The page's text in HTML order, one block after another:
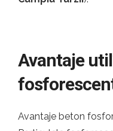
Avantaje
Avantaje beton